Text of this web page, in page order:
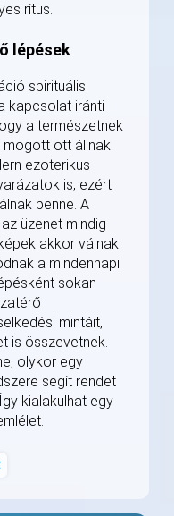
rítus.
lépések
spirituális
kapcsolat iránti
a természetnek
mögött ott állnak
ezoterikus
is, ezért
benne. A
üzenet mindig
akkor válnak
a mindennapi
sokan
mintáit,
is összevetnek.
olykor egy
segít rendet
kialakulhat egy